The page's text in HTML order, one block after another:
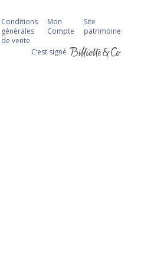
Conditions
générales
de vente
Mon
Compte
Site
patrimoine
C‘est signé